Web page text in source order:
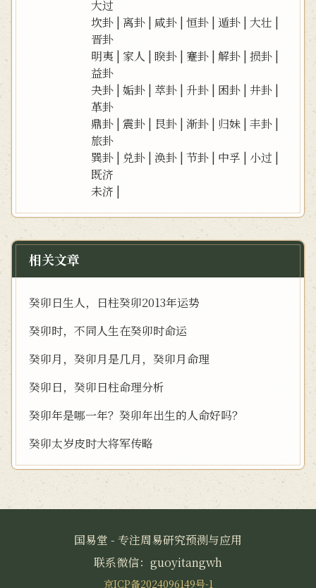
大过
坎卦 |离卦 | 咸卦 |恒卦 |遁卦 |大壮 |
晋卦
明夷 |家人 |睽卦 | 蹇卦 |解卦 |损卦 |
益卦
夬卦 |姤卦 | 萃卦 |升卦 | 困卦 |井卦 |
革卦
鼎卦 |震卦 | 艮卦 |渐卦 | 归妹 |丰卦 |
旅卦
巽卦 | 兑卦 |涣卦 |节卦 | 中孚 | 小过 |
既济
未济 |
相关文章
癸卯日生人，日柱癸卯2013年运势
癸卯时，不同人生在癸卯时命运
癸卯月，癸卯月是几月，癸卯月命理
癸卯日，癸卯日柱命理分析
癸卯年是哪一年？癸卯年出生的人命好吗？
癸卯太岁皮时大将军传略
国易堂 - 专注周易研究预测与应用
联系微信：guoyitangwh
京ICP备2024096149号-1